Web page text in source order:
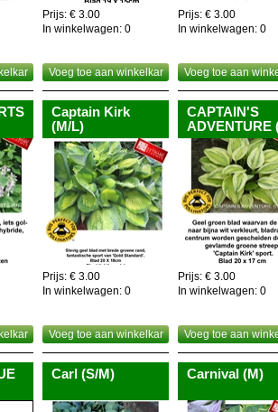
Prijs: € 3.00
In winkelwagen: 0
Voeg toe aan winkelkar
Prijs: € 3.00
In winkelwagen: 0
Voeg toe aan
Captain Kirk
(M/L)
Prijs: € 3.00
In winkelwagen: 0
Voeg toe aan winkelkar
CAPTAIN'S
ADVENTURE
Prijs: € 3.00
In winkelwagen: 0
Voeg toe aan
Carl (S/M) Carnival (M)